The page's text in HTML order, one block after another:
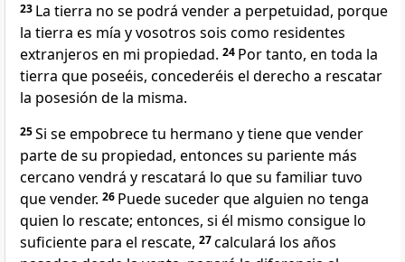
23 La tierra no se podrá vender a perpetuidad, porque
la tierra es mía y vosotros sois como residentes
extranjeros en mi propiedad. 24 Por tanto, en toda la
tierra que poseéis, concederéis el derecho a rescatar
la posesión de la misma.
25Si se empobrece tu hermano y tiene que vender
parte de su propiedad, entonces su pariente más
cercano vendrá y rescatará lo que su familiar tuvo
que vender. 26 Puede suceder que alguien no tenga
quien lo rescate; entonces, si él mismo consigue lo
suficiente para el rescate, 27calculará los años